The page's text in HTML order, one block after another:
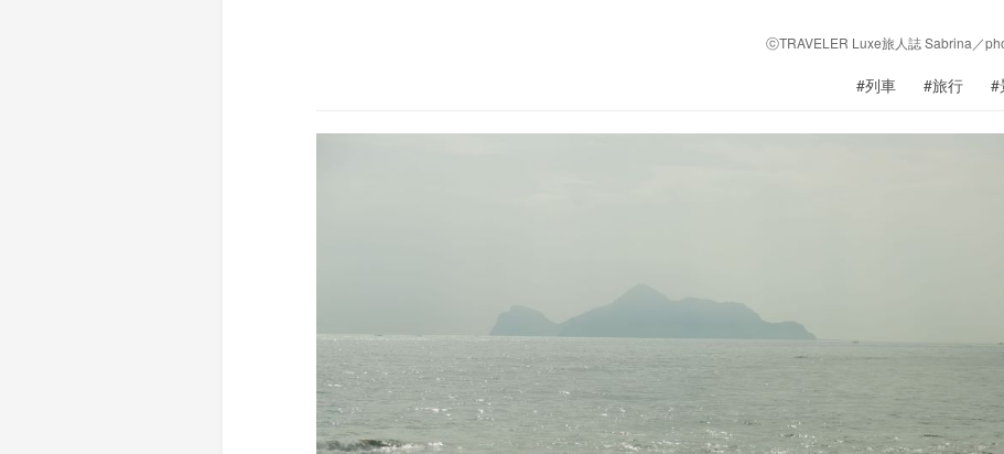
ⓒTRAVELER Luxe旅人誌 Sabrina／
#列車 #旅行 #